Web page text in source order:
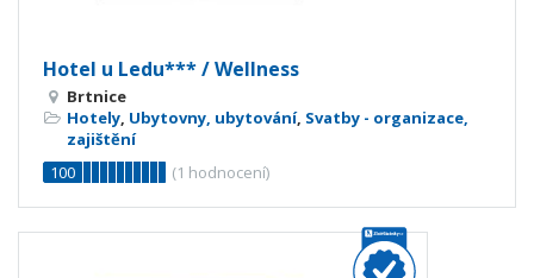
Hotel u Ledu*** / Wellness
Brtnice
Hotely, Ubytovny, ubytování, Svatby - organizace,
zajištění
100
(1 hodnocení)